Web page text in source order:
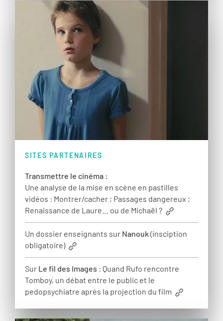
SITES PARTENAIRES
Transmettre le cinéma :
Une analyse de la mise en scène en pastilles
vidéos : Montrer/cacher ; Passages dangereux ;
Renaissance de Laure… ou de Michaël ?
Un dossier enseignants sur Nanouk(insciption
obligatoire)
Sur Le fil des Images : Quand Rufo rencontre
Tomboy, un débat entre le public et le
pedopsychiatre après la projection du film